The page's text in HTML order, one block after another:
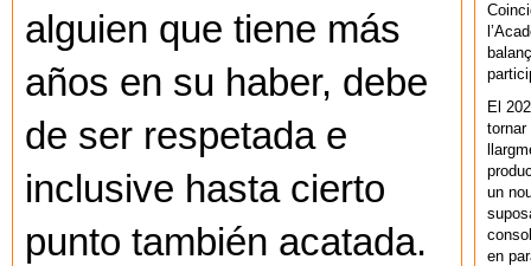
alguien que tiene más
años en su haber, debe
de ser respetada e
inclusive hasta cierto
punto también acatada.
El
un
en